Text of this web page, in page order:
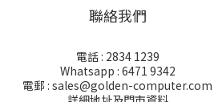
聯絡我們
電話 : 2834 1239
Whatsapp : 6471 9342
電郵 : sales@golden-computer.com